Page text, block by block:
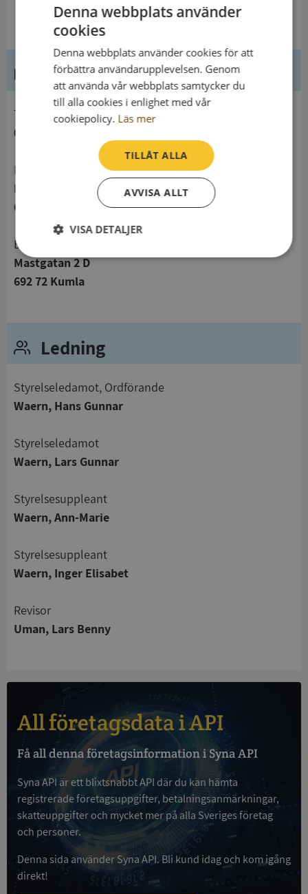
Kontaktuppgifter
019581045
Box 42
692 21 Kumla
Mastgatan 2 D
692 72 Kumla
Ledning
Styrelseledamot, Ordförande
Waern, Hans Gunnar
Styrelseledamot
Waern, Lars Gunnar
Styrelsesuppleant
Waern, Ann-Marie
Styrelsesuppleant
Waern, Inger Elisabet
Revisor
Uman, Lars Benny
All företagsdata i API
Få all denna företagsinformation i Syna API
Syna API är ett blixtsnabbt API där du kan hämta
registrerade företagsuppgifter, betalningsanmärkningar,
skatteuppgifter och mycket mer på alla Sveriges företag
och personer.
Denna sida använder Syna API. Bli kund idag och kom igång
direkt!
Denna webbplats använder
cookies
Denna webbplats använder cookies för att
förbättra användarupplevelsen. Genom
att använda vår webbplats samtycker du
till alla cookies i enlighet med vår
cookiepolicy. Läs mer
TILLÅT ALLA
AVVISA ALLT
VISA DETALJER
Strikt
nödvändigt
Prestanda Inriktning
Funktioner
Strikt nödvändiga kakor tillåter
användas ordentligt utan strikt nödvändiga cookies.
__RequestVerificationToken
VISITOR_PRIVACY_METADATA
YouTube
.youtube.com
ASP.NET_SessionId
Microsoft
Google
Privacy Policy